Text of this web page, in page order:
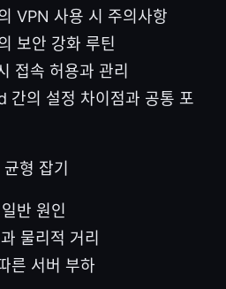
VPN 사용 시 주의사항
보안 강화 루틴
접속 허용과 관리
의 설정 차이점과 공통 포
형 잡기
반 원인
물리적 거리
른 서버 부하